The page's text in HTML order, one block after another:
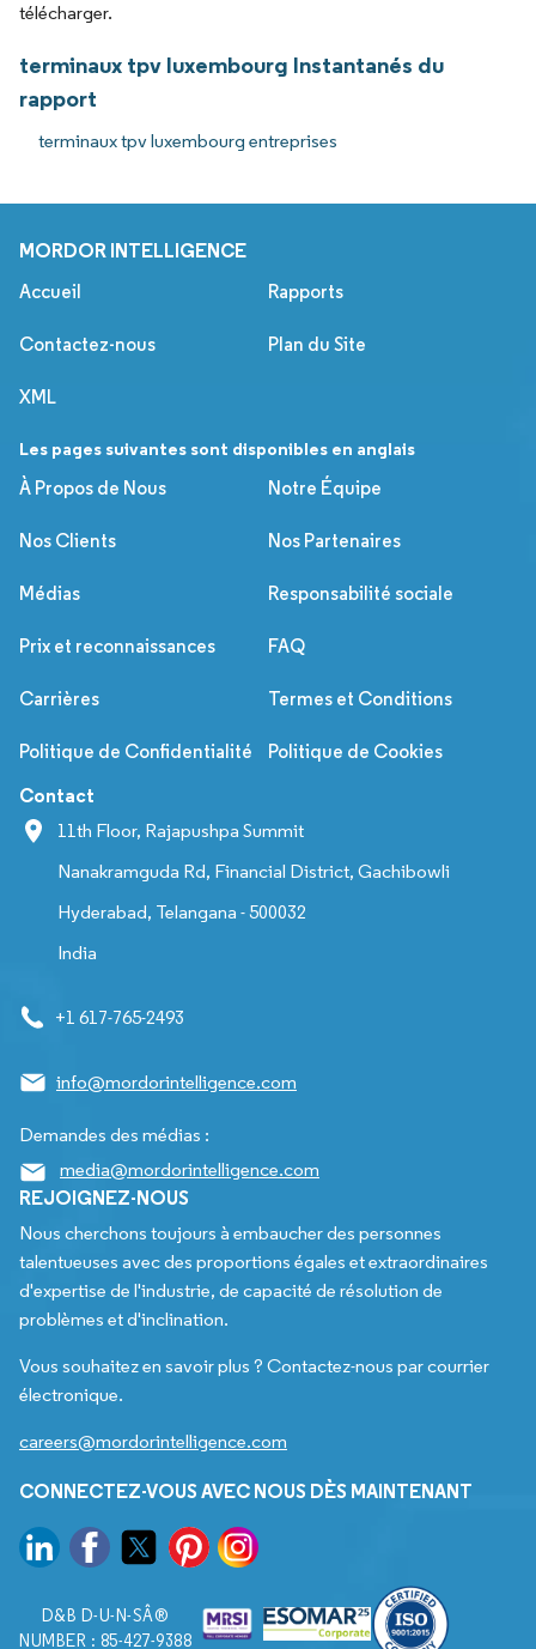
télécharger.
terminaux tpv luxembourg Instantanés du
rapport
terminaux tpv luxembourg entreprises
MORDOR INTELLIGENCE
Accueil Rapports
Contactez-nous Plan du Site
XML
Les pages suivantes sont disponibles en anglais
À Propos de Nous
Notre Équipe
Nos Clients Nos Partenaires
Médias Responsabilité sociale
Prix et reconnaissances FAQ
Carrières Termes et Conditions
Politique de Confidentialité Politique de Cookies
Contact
11th Floor, Rajapushpa Summit
Nanakramguda Rd, Financial District, Gachibowli
Hyderabad, Telangana - 500032
India
+1 617-765-2493
info@mordorintelligence.com
Demandes des médias :
media@mordorintelligence.com
REJOIGNEZ-NOUS
Nous cherchons toujours à embaucher des personnes
talentueuses avec des proportions égales et extraordinaires
d'expertise de l'industrie, de capacité de résolution de
problèmes et d'inclination.
Vous souhaitez en savoir plus ? Contactez-nous par courrier
électronique.
careers@mordorintelligence.com
CONNECTEZ-VOUS AVEC NOUS DÈS MAINTENANT
D&B D-U-N-SÂ®
NUMBER : 85-427-9388